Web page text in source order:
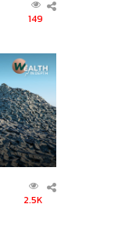
149
2.5K